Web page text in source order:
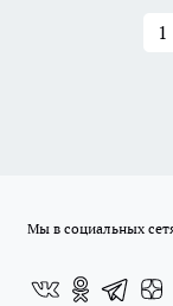
1
Мы в социальных